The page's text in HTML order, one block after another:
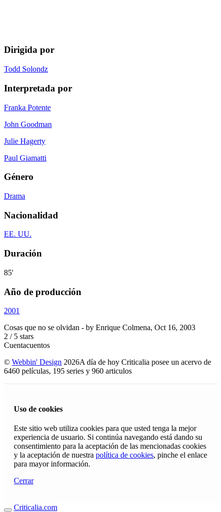
Dirigida por
Todd Solondz
Interpretada por
Franka Potente
John Goodman
Julie Hagerty
Paul Giamatti
Género
Drama
Nacionalidad
EE. UU.
Duración
85'
Año de producción
2001
Cosas que no se olvidan - by Enrique Colmena, Oct 16, 2003
2 / 5 stars
Cuentacuentos
© Webbin' Design 2026A día de hoy Criticalia posee un acervo de
6460 películas, 195 series y 960 articulos
Uso de cookies
Este sitio web utiliza cookies para que usted tenga la mejor
experiencia de usuario. Si continúa navegando está dando su
consentimiento para la aceptación de las mencionadas cookies
y la aceptación de nuestra política de cookies, pinche el enlace
para mayor información.
Cerrar
Criticalia.com